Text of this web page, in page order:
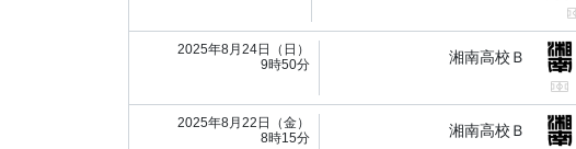
2025年8月24日（日）
9時50分
湘南高校Ｂ
2025年8月22日（金）
8時15分
湘南高校Ｂ